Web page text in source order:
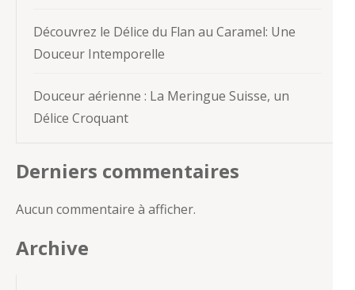
Découvrez le Délice du Flan au Caramel: Une
Douceur Intemporelle
Douceur aérienne : La Meringue Suisse, un
Délice Croquant
Derniers commentaires
Aucun commentaire à afficher.
Archive